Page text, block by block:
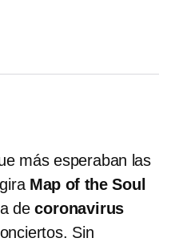
más esperaban las
Map of the Soul
decoronavirus
Sin